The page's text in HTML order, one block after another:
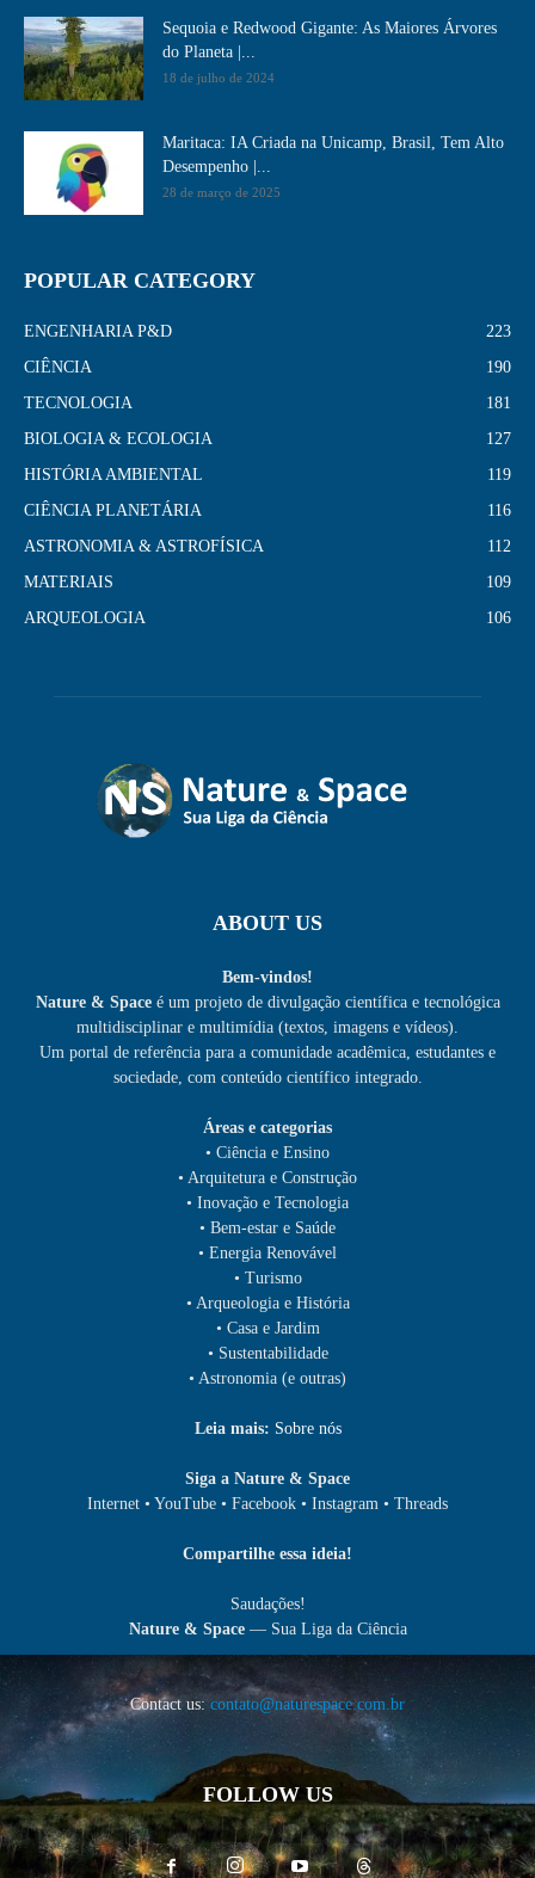
Sequoia e Redwood Gigante: As Maiores Árvores
do Planeta |...
18 de julho de 2024
Maritaca: IA Criada na Unicamp, Brasil, Tem Alto
Desempenho​ |...
28 de março de 2025
POPULAR CATEGORY
ENGENHARIA P&D
223
CIÊNCIA
190
TECNOLOGIA
181
BIOLOGIA & ECOLOGIA
127
HISTÓRIA AMBIENTAL
119
CIÊNCIA PLANETÁRIA
116
ASTRONOMIA & ASTROFÍSICA
112
MATERIAIS
109
ARQUEOLOGIA
106
ABOUT US
Bem-vindos!
Nature & Spaceé um projeto de divulgação científica e tecnológica
multidisciplinar e multimídia (textos, imagens e vídeos).
Um portal de referência para a comunidade acadêmica, estudantes e
sociedade, com conteúdo científico integrado.
Áreas e categorias
• Ciência e Ensino
• Arquitetura e Construção
• Inovação e Tecnologia
• Bem-estar e Saúde
• Energia Renovável
• Turismo
• Arqueologia e História
• Casa e Jardim
• Sustentabilidade
• Astronomia (e outras)
Leia mais: Sobre nós
Siga a Nature & Space
Internet • YouTube • Facebook • Instagram • Threads
Compartilhe essa ideia!
Saudações!
Nature & Space— Sua Liga da Ciência
Contact us:contato@naturespace.com.br
FOLLOW US